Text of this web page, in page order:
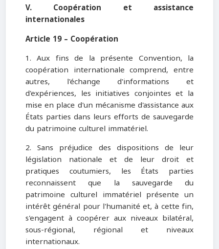
V. Coopération et assistance
internationales
Article 19 – Coopération
1. Aux fins de la présente Convention, la
coopération internationale comprend, entre
autres, l'échange d'informations et
d'expériences, les initiatives conjointes et la
mise en place d'un mécanisme d'assistance aux
États parties dans leurs efforts de sauvegarde
du patrimoine culturel immatériel.
2. Sans préjudice des dispositions de leur
législation nationale et de leur droit et
pratiques coutumiers, les États parties
reconnaissent que la sauvegarde du
patrimoine culturel immatériel présente un
intérêt général pour l'humanité et, à cette fin,
s'engagent à coopérer aux niveaux bilatéral,
sous-régional, régional et niveaux
internationaux.